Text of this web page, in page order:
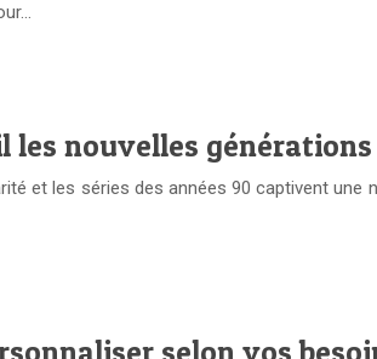
nouvelles générations
les séries des années 90 captivent une
selon vos